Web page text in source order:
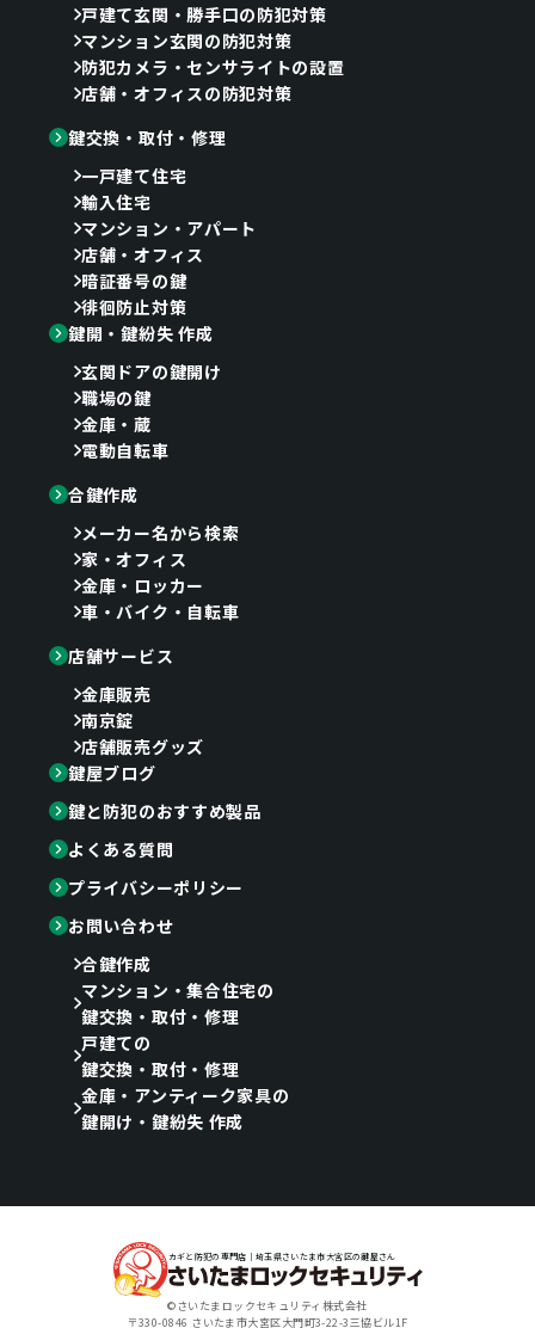
戸建て玄関・勝手口の防犯対策
マンション玄関の防犯対策
防犯カメラ・センサライトの設置
店舗・オフィスの防犯対策
鍵交換・取付・修理
一戸建て住宅
輸入住宅
マンション・アパート
店舗・オフィス
暗証番号の鍵
徘徊防止対策
鍵開・鍵紛失 作成
玄関ドアの鍵開け
職場の鍵
金庫・蔵
電動自転車
合鍵作成
メーカー名から検索
家・オフィス
金庫・ロッカー
車・バイク・自転車
店舗サービス
金庫販売
南京錠
店舗販売グッズ
鍵屋ブログ
鍵と防犯のおすすめ製品
よくある質問
プライバシーポリシー
お問い合わせ
合鍵作成
マンション・集合住宅の
鍵交換・取付・修理
戸建ての
鍵交換・取付・修理
金庫・アンティーク家具の
鍵開け・鍵紛失 作成
カギと防犯の専門店｜埼玉県さいたま市大宮区の鍵屋さん
©さいたまロックセキュリティ株式会社
〒330-0846 さいたま市大宮区大門町3-22-3三協ビル1F